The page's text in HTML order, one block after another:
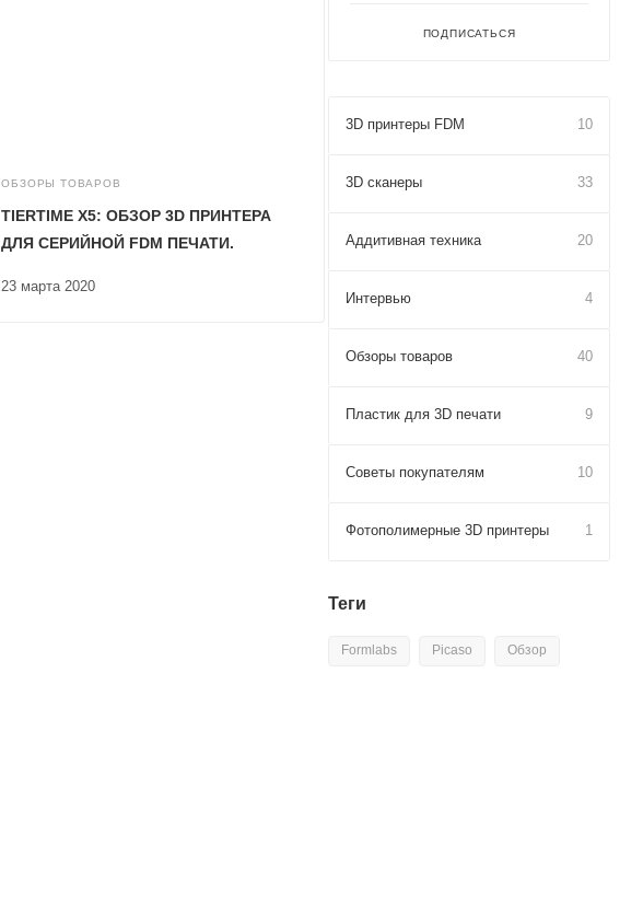
ОБЗОРЫ ТОВАРОВ
23 марта 2020
TIERTIME X5: ОБЗОР 3D ПРИНТЕРА
ДЛЯ СЕРИЙНОЙ FDM ПЕЧАТИ.
ПОДПИСАТЬСЯ
3D принтеры FDM 10
3D сканеры 33
Аддитивная техника 20
Интервью 4
Обзоры товаров 40
Пластик для 3D печати 9
Советы покупателям 10
Фотополимерные 3D принтеры 1
Теги
Formlabs Picaso Обзор